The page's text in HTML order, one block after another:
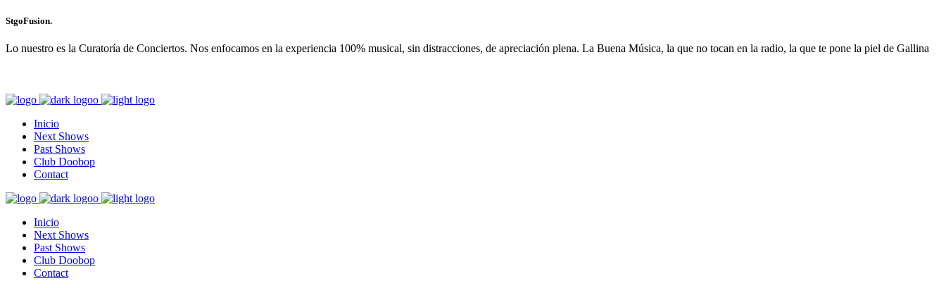
StgoFusion.
Lo nuestro es la Curatoría de Conciertos. Nos enfocamos en la experiencia 100% musical, sin distracciones, de apreciación plena. La Buena Música, la que no tocan en la radio, la que te pone la piel de Gallina
Inicio
Next Shows
Past Shows
Club Doobop
Contact
Inicio
Next Shows
Past Shows
Club Doobop
Contact